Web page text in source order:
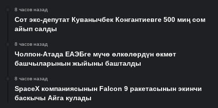
8 часов назад
Сот экс-депутат Куванычбек Конгантиевге 500 миң сом
айып салды
8 часов назад
Чолпон-Атада ЕАЭБге мүчө өлкөлөрдүн өкмөт
башчыларынын жыйыны башталды
8 часов назад
SpaceX компаниясынын Falcon 9 ракетасынын экинчи
баскычы Айга кулады